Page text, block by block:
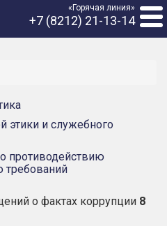
«Горячая линия»
+7 (8212) 21-13-14
этики и служебного
противодействию
требований
о фактах коррупции 8